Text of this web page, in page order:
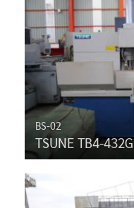
BS-02
TSUNE TB4-432G